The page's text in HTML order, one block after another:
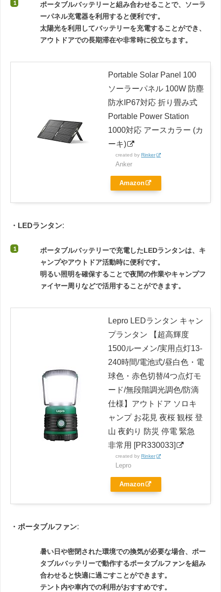
ポータブルバッテリーと組み合わせることで、ソーラ
ーパネル充電器を利用すると便利です。
太陽光を利用してバッテリーを充電することができ、
アウトドアでの長期滞在や非常時に役立ちます。
Portable Solar Panel 100
ソーラーパネル 100W 防塵
防水IP67対応 折り畳み式
Portable Power Station
1000対応 アースカラー (カ
ーキ)
created by Rinker
Anker
Amazon
・LEDランタン:
ポータブルバッテリーで充電したLEDランタンは、キ
ャンプやアウトドア活動時に便利です。
明るい照明を確保することで夜間の作業やキャンプフ
ァイヤー周りなどで活用することができます。
Lepro LEDランタン キャン
プランタン 【超高輝度
1500ルーメン/実用点灯13-
240時間/電池式/昼白色・電
球色・赤色切替/4つ点灯モ
ード/無段階調光調色/防滴
仕様】アウトドア ソロキ
ャンプ お花見 夜桜 観桜 登
山 夜釣り 防災 停電 緊急
非常用 [PR330033]
created by Rinker
Lepro
Amazon
・ポータブルファン:
暑い日や密閉された環境での換気が必要な場合、ポー
タブルバッテリーで動作するポータブルファンを組み
合わせると快適に過ごすことができます。
テント内や車内での利用がおすすめです。